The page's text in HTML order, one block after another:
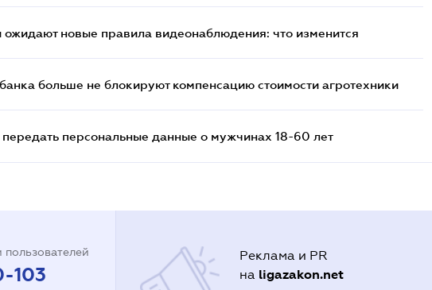
новые правила видеонаблюдения: что изменится
больше не блокируют компенсацию стоимости агротехники
персональные данные о мужчинах 18-60 лет
103
Реклама и PR
на ligazakon.net